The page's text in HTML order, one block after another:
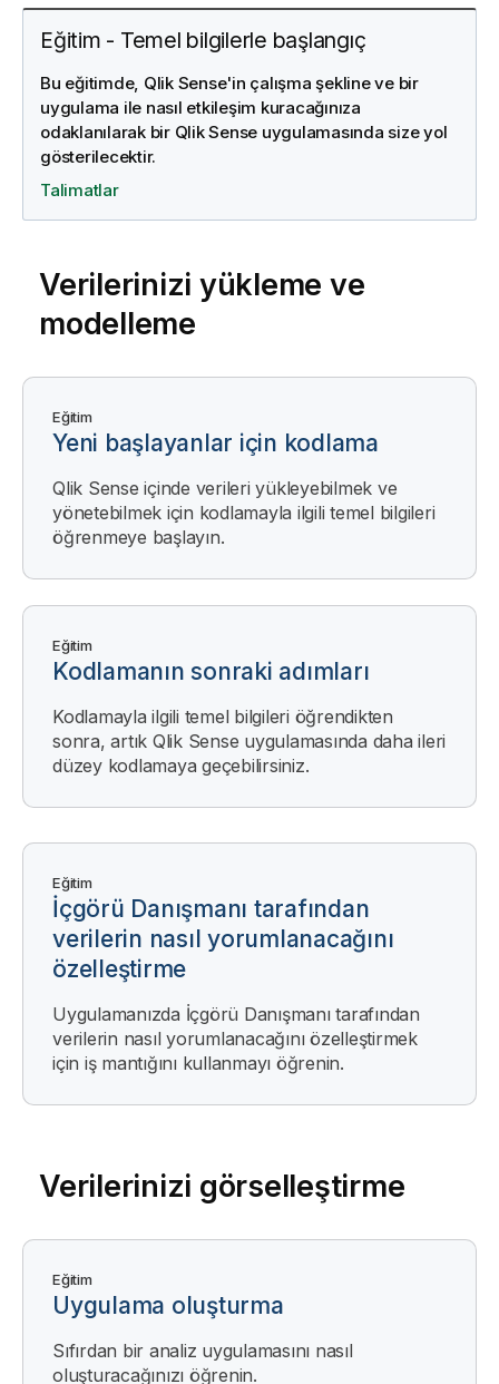
Eğitim - Temel bilgilerle başlangıç
Bu eğitimde, Qlik Sense'in çalışma şekline ve bir
uygulama ile nasıl etkileşim kuracağınıza
odaklanılarak bir Qlik Sense uygulamasında size yol
gösterilecektir.
Talimatlar
Verilerinizi yükleme ve
modelleme
Eğitim
Yeni başlayanlar için kodlama
Qlik Sense içinde verileri yükleyebilmek ve
yönetebilmek için kodlamayla ilgili temel bilgileri
öğrenmeye başlayın.
Eğitim
Kodlamanın sonraki adımları
Kodlamayla ilgili temel bilgileri öğrendikten
sonra, artık Qlik Sense uygulamasında daha ileri
düzey kodlamaya geçebilirsiniz.
Eğitim
İçgörü Danışmanı tarafından
verilerin nasıl yorumlanacağını
özelleştirme
Uygulamanızda İçgörü Danışmanıtarafından
verilerin nasıl yorumlanacağını özelleştirmek
için iş mantığını kullanmayı öğrenin.
Verilerinizi görselleştirme
Eğitim
Uygulama oluşturma
Sıfırdan bir analiz uygulamasını nasıl
oluşturacağınızı öğrenin.